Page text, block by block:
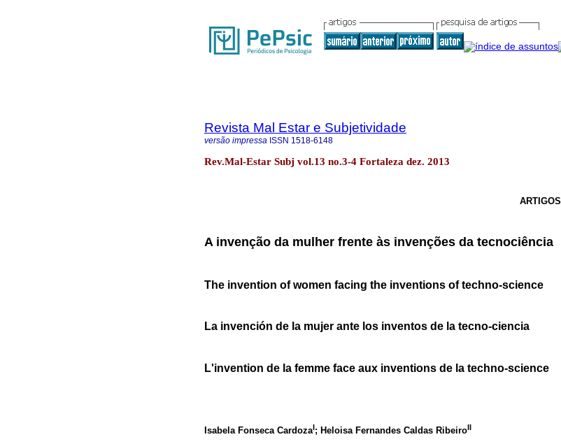
Revista Mal Estar e Subjetividade
versão impressa ISSN 1518-6148
Rev.Mal-Estar Subj vol.13 no.3-4 Fortaleza dez. 2013
ARTIGOS
A invenção da mulher frente às invenções da tecnociência
The invention of women facing the inventions of techno-science
La invención de la mujer ante los inventos de la tecno-ciencia
L'invention de la femme face aux inventions de la techno-science
Isabela Fonseca CardozaI; Heloisa Fernandes Caldas RibeiroII